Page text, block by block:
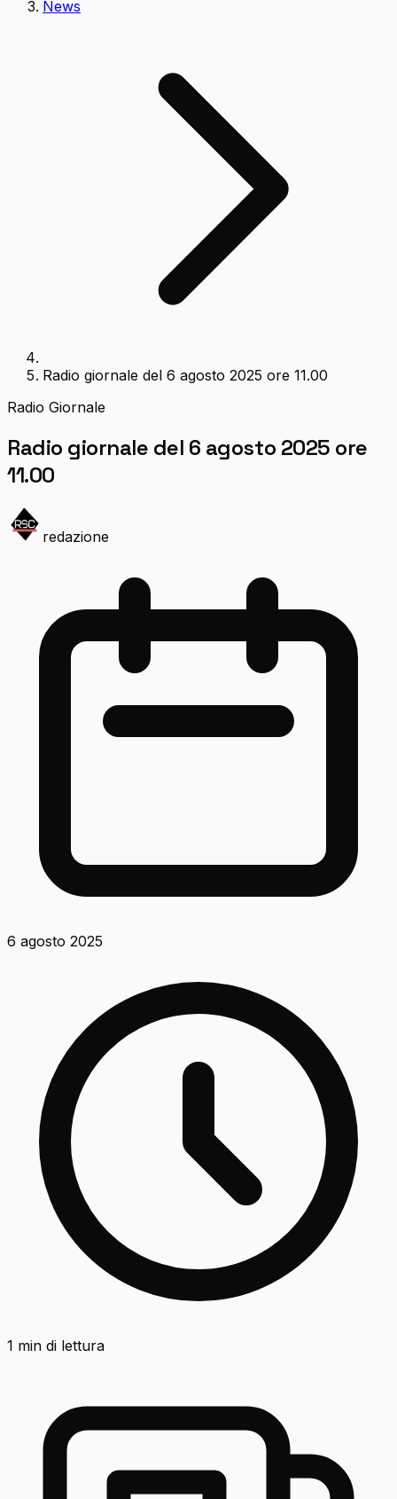
News
Radio giornale del 6 agosto 2025 ore 11.00
Radio Giornale
Radio giornale del 6 agosto 2025 ore
11.00
redazione
6 agosto 2025
1 min di lettura